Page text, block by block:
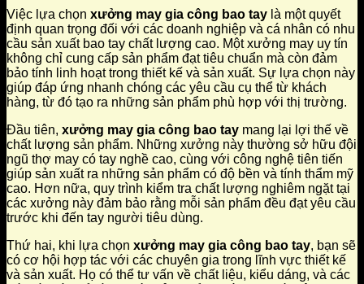
Việc lựa chọn xưởng may gia công bao tay là một quyết
định quan trọng đối với các doanh nghiệp và cá nhân có nhu
cầu sản xuất bao tay chất lượng cao. Một xưởng may uy tín
không chỉ cung cấp sản phẩm đạt tiêu chuẩn mà còn đảm
bảo tính linh hoạt trong thiết kế và sản xuất. Sự lựa chọn này
giúp đáp ứng nhanh chóng các yêu cầu cụ thể từ khách
hàng, từ đó tạo ra những sản phẩm phù hợp với thị trường.
Đầu tiên, xưởng may gia công bao tay mang lại lợi thế về
chất lượng sản phẩm. Những xưởng này thường sở hữu đội
ngũ thợ may có tay nghề cao, cùng với công nghệ tiên tiến
giúp sản xuất ra những sản phẩm có độ bền và tính thẩm mỹ
cao. Hơn nữa, quy trình kiểm tra chất lượng nghiêm ngặt tại
các xưởng này đảm bảo rằng mỗi sản phẩm đều đạt yêu cầu
trước khi đến tay người tiêu dùng.
Thứ hai, khi lựa chọn xưởng may gia công bao tay, bạn sẽ
có cơ hội hợp tác với các chuyên gia trong lĩnh vực thiết kế
và sản xuất. Họ có thể tư vấn về chất liệu, kiểu dáng, và các